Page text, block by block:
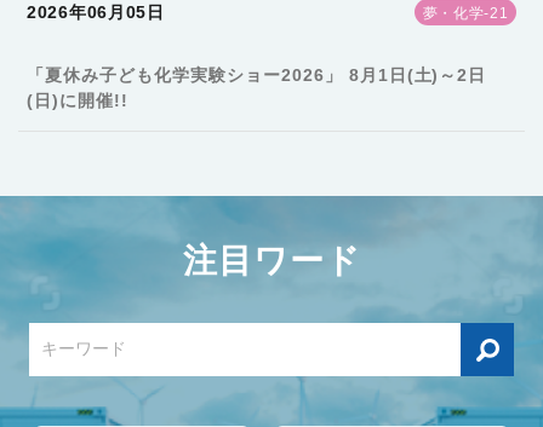
2026年06月05日 夢・化学-21
「夏休み子ども化学実験ショー2026」 8月1日(土)～2日
(日)に開催!!
注目ワード